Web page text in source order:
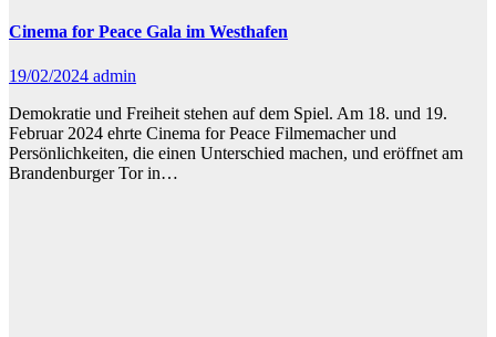
Cinema for Peace Gala im Westhafen
19/02/2024 admin
Demokratie und Freiheit stehen auf dem Spiel. Am 18. und 19.
Februar 2024 ehrte Cinema for Peace Filmemacher und
Persönlichkeiten, die einen Unterschied machen, und eröffnet am
Brandenburger Tor in…